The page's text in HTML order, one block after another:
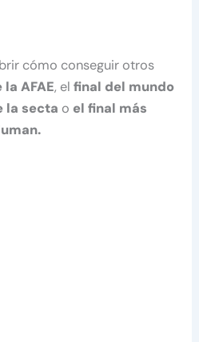
cómo conseguir otros
AFAE, el final del mundo
la secta o el final más